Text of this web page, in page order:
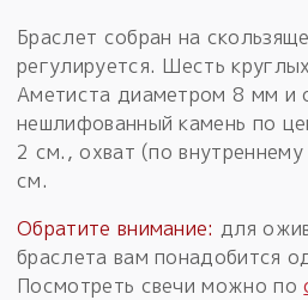
Браслет собран на
регулируется. Шесть
Аметиста диаметром 8 мм и
нешлифованный камень по
2 см., охват (по
см.
Обратите внимание: для
браслета вам понадобится
Посмотреть свечи можно по